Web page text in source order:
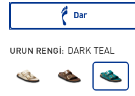
Dar
URUN RENGI: DARK TEAL